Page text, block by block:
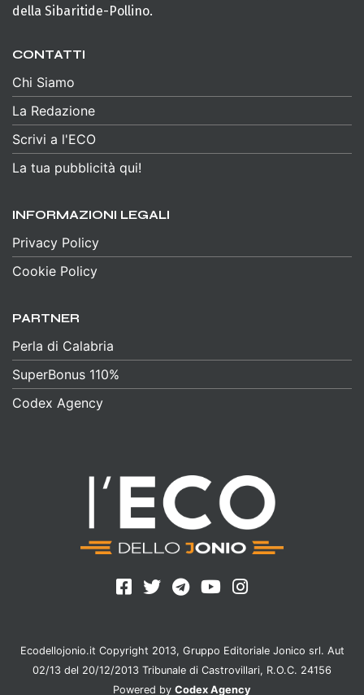
della Sibaritide-Pollino.
CONTATTI
Chi Siamo
La Redazione
Scrivi a l'ECO
La tua pubblicità qui!
INFORMAZIONI LEGALI
Privacy Policy
Cookie Policy
PARTNER
Perla di Calabria
SuperBonus 110%
Codex Agency
Ecodellojonio.it Copyright 2013, Gruppo Editoriale Jonico srl. Aut
02/13 del 20/12/2013 Tribunale di Castrovillari, R.O.C. 24156
Powered by Codex Agency